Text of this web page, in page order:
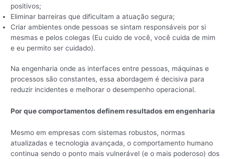
positivos;
Eliminar barreiras que dificultam a atuação segura;
Criar ambientes onde pessoas se sintam responsáveis por si
mesmas e pelos colegas (Eu cuido de você, você cuida de mim
e eu permito ser cuidado).
Na engenharia onde as interfaces entre pessoas, máquinas e
processos são constantes, essa abordagem é decisiva para
reduzir incidentes e melhorar o desempenho operacional.
Por que comportamentos definem resultados em engenharia
Mesmo em empresas com sistemas robustos, normas
atualizadas e tecnologia avançada, o comportamento humano
continua sendo o ponto mais vulnerável (e o mais poderoso) dos